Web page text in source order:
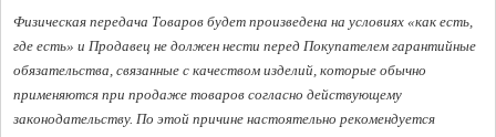
Физическая передача Товаров будет произведена на условиях «как есть,
где есть» и Продавец не должен нести перед Покупателем гарантийные
обязательства, связанные с качеством изделий, которые обычно
применяются при продаже товаров согласно действующему
законодательству. По этой причине настоятельно рекомендуется